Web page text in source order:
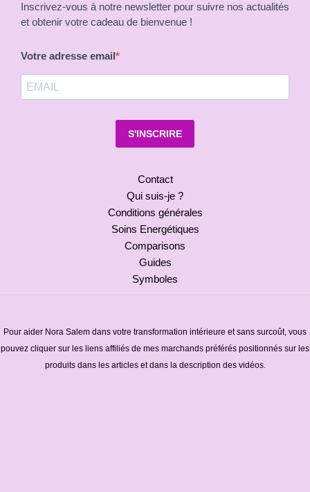
Inscrivez-vous à notre newsletter pour suivre nos actualités
et obtenir votre cadeau de bienvenue !
Votre adresse email
S'INSCRIRE
Contact
Qui suis-je ?
Conditions générales
Soins Energétiques
Comparisons
Guides
Symboles
Pour aider Nora Salem dans votre transformation intérieure et sans surcoût, vous
pouvez cliquer sur les liens affiliés de mes marchands préférés positionnés sur les
produits dans les articles et dans la description des vidéos.